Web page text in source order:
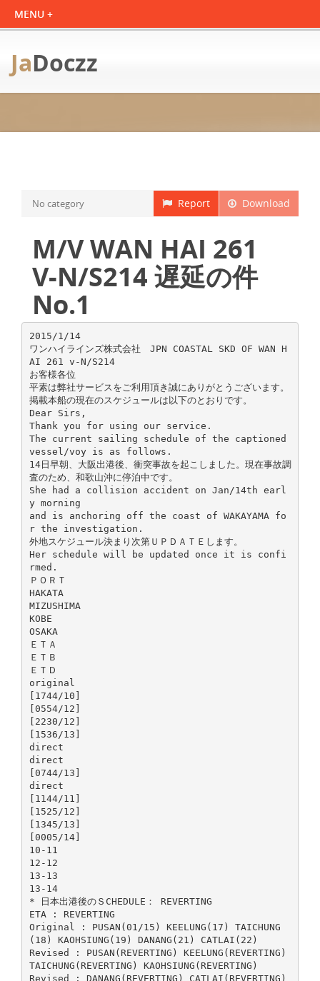
JaDoczz
Download
Report
No category
M/V WAN HAI 261
V-N/S214 遅延の件
No.1
2015/1/14
ワンハイラインズ株式会社 JPN COASTAL SKD OF WAN H
AI 261 v-N/S214
お客様各位
平素は弊社サービスをご利用頂き誠にありがとうございます。
掲載本船の現在のスケジュールは以下のとおりです。
Dear Sirs,
Thank you for using our service.
The current sailing schedule of the captioned
vessel/voy is as follows.
14日早朝、大阪出港後、衝突事故を起こしました。現在事故調
査のため、和歌山沖に停泊中です。
She had a collision accident on Jan/14th earl
y morning
and is anchoring off the coast of WAKAYAMA fo
r the investigation.
外地スケジュール決まり次第ＵＰＤＡＴＥします。
Her schedule will be updated once it is confi
rmed.
ＰＯＲＴ
HAKATA
MIZUSHIMA
KOBE
OSAKA
ＥＴＡ
ＥＴＢ
ＥＴＤ
original
[1744/10]
[0554/12]
[2230/12]
[1536/13]
direct
direct
[0744/13]
direct
[1144/11]
[1525/12]
[1345/13]
[0005/14]
10-11
12-12
13-13
13-14
* 日本出港後のＳCHEDULE： REVERTING
ETA : REVERTING
Original : PUSAN(01/15) KEELUNG(17) TAICHUNG
(18) KAOHSIUNG(19) DANANG(21) CATLAI(22)
Revised : PUSAN(REVERTING) KEELUNG(REVERTING)
TAICHUNG(REVERTING) KAOHSIUNG(REVERTING)
Revised : DANANG(REVERTING) CATLAI(REVERTING)